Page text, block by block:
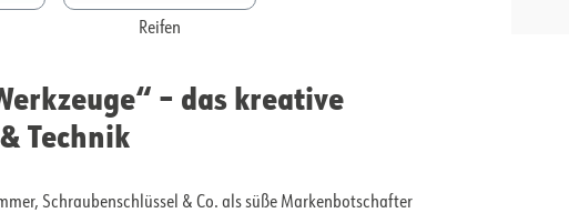
Reifen
– das kreative
Technik
Schraubenschlüssel & Co. als süße Markenbotschafter